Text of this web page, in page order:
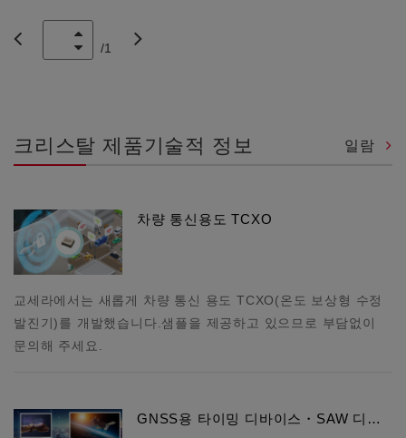
/1
크리스탈 제품기술적 정보 일람
차량 통신용도 TCXO
교세라에서는 새롭게 차량 통신 용도 TCXO(온도 보상형 수정
발진기)를 개발했습니다.샘플을 제공하고 있으므로 부담없이
문의해 주세요.
GNSS용 타이밍 디바이스・SAW 디…